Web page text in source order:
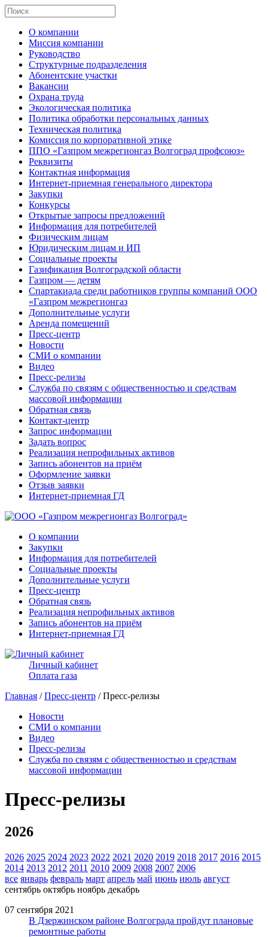
О компании
Миссия компании
Руководство
Структурные подразделения
Абонентские участки
Вакансии
Охрана труда
Экологическая политика
Политика обработки персональных данных
Техническая политика
Комиссия по корпоративной этике
ППО «Газпром межрегионгаз Волгоград профсоюз»
Реквизиты
Контактная информация
Интернет-приемная генерального директора
Закупки
Конкурсы
Открытые запросы предложений
Информация для потребителей
Физическим лицам
Юридическим лицам и ИП
Социальные проекты
Газификация Волгоградской области
Газпром — детям
Спартакиада среди работников группы компаний ООО
«Газпром межрегионгаз
Дополнительные услуги
Аренда помещений
Пресс-центр
Новости
СМИ о компании
Видео
Пресс-релизы
Служба по связям с общественностью и средствам
массовой информации
Обратная связь
Контакт-центр
Запрос информации
Задать вопрос
Реализация непрофильных активов
Запись абонентов на приём
Оформление заявки
Отзыв заявки
Интернет-приемная ГД
О компании
Закупки
Информация для потребителей
Социальные проекты
Дополнительные услуги
Пресс-центр
Обратная связь
Реализация непрофильных активов
Запись абонентов на приём
Интернет-приемная ГД
Личный кабинет
Оплата газа
Главная /Пресс-центр / Пресс-релизы
Новости
СМИ о компании
Видео
Пресс-релизы
Служба по связям с общественностью и средствам
массовой информации
Пресс-релизы
2026
2026 2025 2024 2023 2022 2021 2020 2019 2018 2017 2016 2015
2014 2013 2012 2011 2010 2009 2008 2007 2006
все январь февраль март апрель май июнь июль август
сентябрь октябрь ноябрь декабрь
07 сентября 2021
В Дзержинском районе Волгограда пройдут плановые
ремонтные работы